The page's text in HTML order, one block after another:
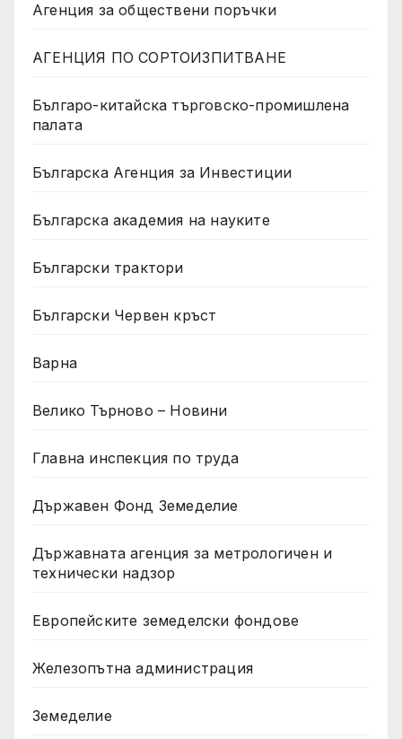
Агенция за обществени поръчки
АГЕНЦИЯ ПО СОРТОИЗПИТВАНЕ
Българо-китайска търговско-промишлена
палата
Българска Агенция за Инвестиции
Българска академия на науките
Български трактори
Български Червен кръст
Варна
Велико Търново – Новини
Главна инспекция по труда
Държавен Фонд Земеделие
Държавната агенция за метрологичен и
технически надзор
Европейските земеделски фондове
Железопътна администрация
Земеделие